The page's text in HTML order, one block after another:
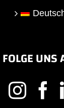
FOLGE UNS